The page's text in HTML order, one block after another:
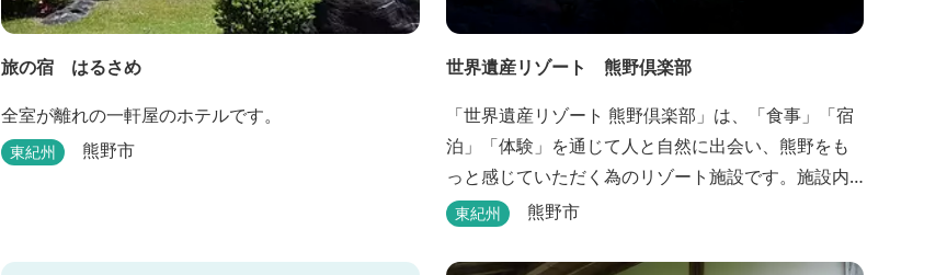
旅の宿 はるさめ
全室が離れの一軒屋のホテルです。
東紀州 熊野市
世界遺産リゾート 熊野倶楽部
「世界遺産リゾート 熊野倶楽部」は、「食事」「宿
泊」「体験」を通じて人と自然に出会い、熊野をも
っと感じていただく為のリゾート施設です。施設内
の3つの「郷（エリア）」では、熊野を楽しむ為の多
灘の青い海や雄大な夕日の大パノラマ等、大自然を
東紀州 熊野市